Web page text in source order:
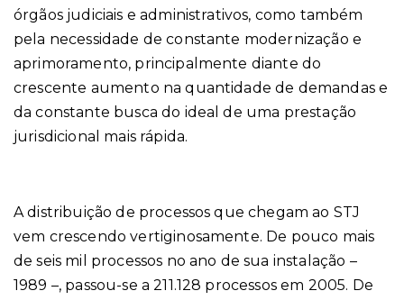
órgãos judiciais e administrativos, como também
pela necessidade de constante modernização e
aprimoramento, principalmente diante do
crescente aumento na quantidade de demandas e
da constante busca do ideal de uma prestação
jurisdicional mais rápida.
A distribuição de processos que chegam ao STJ
vem crescendo vertiginosamente. De pouco mais
de seis mil processos no ano de sua instalação –
1989 –, passou-se a 211.128 processos em 2005. De